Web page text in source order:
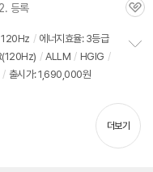
등록
관
120Hz / 에너지효율: 3등급
/ ALLM / HGIG /
/ 출시가: 1,690,000원
기
더보기